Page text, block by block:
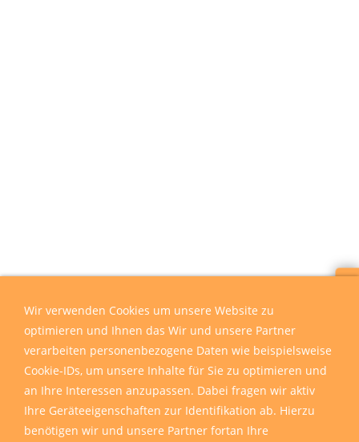
Wir verwenden Cookies um unsere Website zu
optimieren und Ihnen das Wir und unsere Partner
verarbeiten personenbezogene Daten wie beispielsweise
Cookie-IDs, um unsere Inhalte für Sie zu optimieren und
an Ihre Interessen anzupassen. Dabei fragen wir aktiv
Ihre Geräteeigenschaften zur Identifikation ab. Hierzu
benötigen wir und unsere Partner fortan Ihre